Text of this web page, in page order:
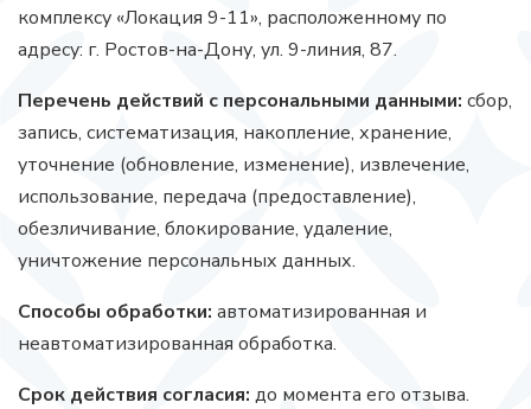
комплексу «Локация 9-11», расположенному по
адресу: г. Ростов-на-Дону, ул. 9-линия, 87.
Перечень действий с персональными данными: сбор,
запись, систематизация, накопление, хранение,
уточнение (обновление, изменение), извлечение,
использование, передача (предоставление),
обезличивание, блокирование, удаление,
уничтожение персональных данных.
Способы обработки: автоматизированная и
неавтоматизированная обработка.
Срок действия согласия: до момента его отзыва.